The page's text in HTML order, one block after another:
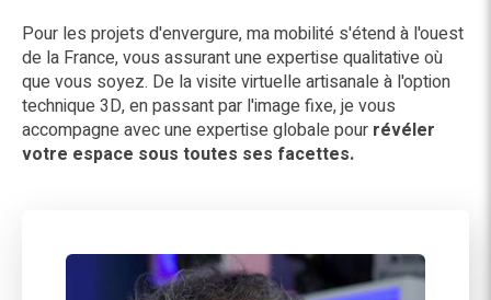
Pour les projets d'envergure, ma mobilité s'étend à l'ouest
de la France, vous assurant une expertise qualitative où
que vous soyez. De la visite virtuelle artisanale à l'option
technique 3D, en passant par l'image fixe, je vous
accompagne avec une expertise globale pour révéler
votre espace sous toutes ses facettes.